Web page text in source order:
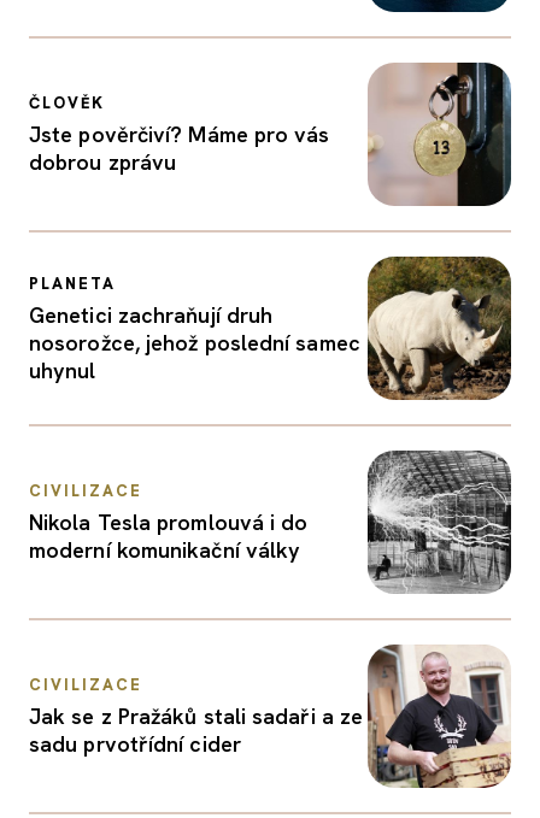
ČLOVĚK
Jste pověrčiví? Máme pro vás
dobrou zprávu
PLANETA
Genetici zachraňují druh
nosorožce, jehož poslední samec
uhynul
CIVILIZACE
Nikola Tesla promlouvá i do
moderní komunikační války
CIVILIZACE
Jak se z Pražáků stali sadaři a ze
sadu prvotřídní cider